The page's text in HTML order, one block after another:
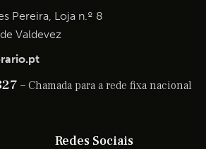
Pereira, Loja n.º 8
Valdevez
– Chamada para a rede fixa nacional
Redes Sociais